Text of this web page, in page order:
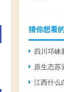
猜你想看
四川邛崃
原生态苏
江西什么